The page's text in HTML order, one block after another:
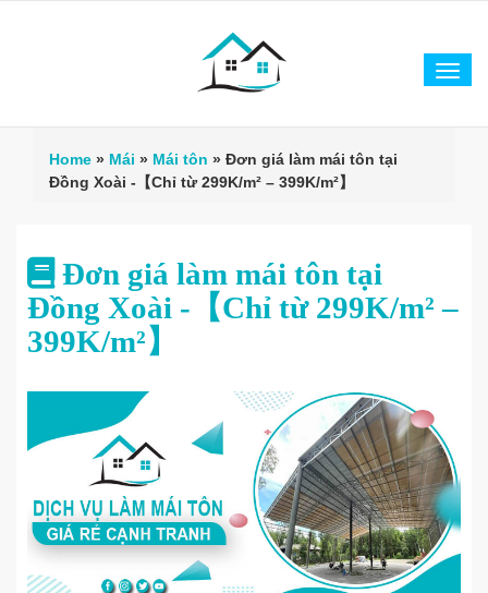
Home » Mái » Mái tôn » Đơn giá làm mái tôn tại
Đồng Xoài -【Chỉ từ 299K/m² – 399K/m²】
Đơn giá làm mái tôn tại
Đồng Xoài -【Chỉ từ 299K/m² –
399K/m²】